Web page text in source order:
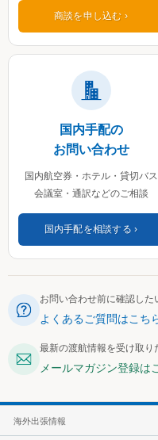
商談を申し込む
国内手配の
お問い合わせ
国内航空券・ホテル・貸切バス
会議室・通訳などのご相談
国内手配を相談する
お問い合わせ前に確認した
よくあるご質問はこち
最新の渡航情報を受け取り
メールマガジン登録は
海外出張情報